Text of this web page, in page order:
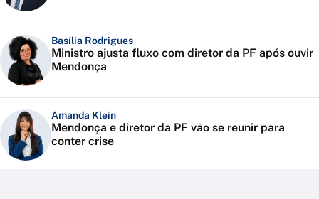
Basília Rodrigues
Ministro ajusta fluxo com diretor da PF após ouvir
Mendonça
Amanda Klein
Mendonça e diretor da PF vão se reunir para
conter crise